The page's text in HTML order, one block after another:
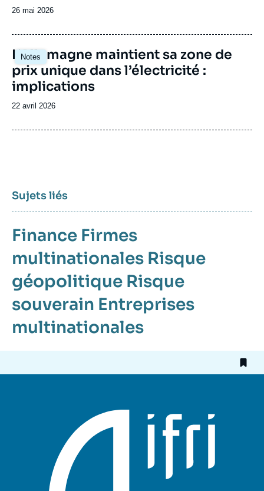
Date
publication
26 mai 2026
Notes
Image
principale
L’Allemagne maintient sa zone de
prix unique dans l’électricité :
implications
Date
publication
22 avril 2026
Sujets liés
Finance Firmes
multinationales Risque
géopolitique Risque
souverain Entreprises
multinationales